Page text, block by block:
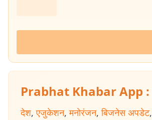
Prabhat Khabar App :
देश, एजुकेशन, मनोरंजन, बिजनेस अपडेट,